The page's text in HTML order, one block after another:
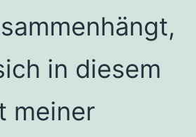
in diesem
meiner